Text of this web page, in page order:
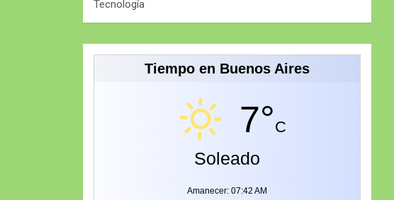
Tecnología
Tiempo en Buenos Aires
7°C
Soleado
Amanecer: 07:42 AM